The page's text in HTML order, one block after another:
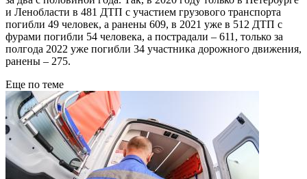
и Ленобласти в 481 ДТП с участием грузового транспорта
погибли 49 человек, а ранены 609, в 2021 уже в 512 ДТП с
фурами погибли 54 человека, а пострадали – 611, только за
полгода 2022 уже погибли 34 участника дорожного движения,
ранены – 275.
Еще по теме